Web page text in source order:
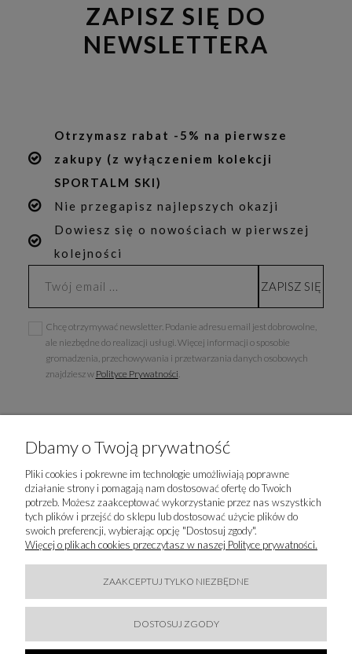
ZAPISZ SIĘ DO
NEWSLETTERA
Otrzymasz rabat -5% na pierwsze
zakupy (z wyłączeniem kolekcji
SPORTALM SKI)
Nie przegapisz najlepszych okazji
Dowiesz się o nowościach w pierwszej
kolejności
ZAPISZ SIĘ
Chcę otrzymywać newsletter. Podanie adresu email jest dobrowolne,
ale niezbędne do realizacji usługi. Więcej informacji o sposobie
gromadzenia, przechowywania i przetwarzania danych osobowych
znajdziesz w Polityce Prywatności
INFORMACJE
POPULARNE KATEGORIE
LUXURY-FASHION.PL
BĄDŹMY W KONTAKCIE
Dbamy o Twoją prywatność
Pliki cookies i pokrewne im technologie umożliwiają poprawne
działanie strony i pomagają nam dostosować ofertę do Twoich
potrzeb. Możesz zaakceptować wykorzystanie przez nas wszystkich
tych plików i przejść do sklepu lub dostosować użycie plików do
swoich preferencji, wybierając opcję "Dostosuj zgody".
Więcej o plikach cookies przeczytasz w naszej Polityce prywatności.
ZAAKCEPTUJ TYLKO NIEZBĘDNE
DOSTOSUJ ZGODY